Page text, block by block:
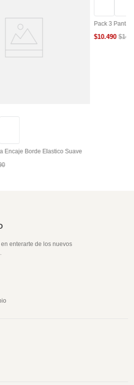
Encaje Borde Elastico Suave
Pack 3
$10.490 $14
enterarte de los nuevos